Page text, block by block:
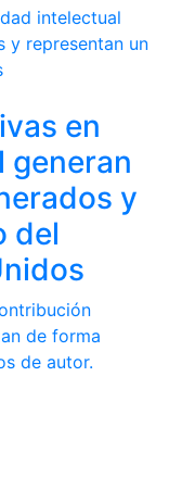
en
generan
y
del
de forma
de autor.